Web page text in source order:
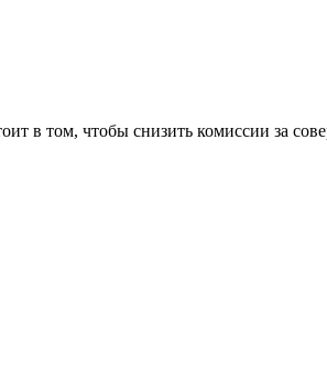
в том, чтобы снизить комиссии за